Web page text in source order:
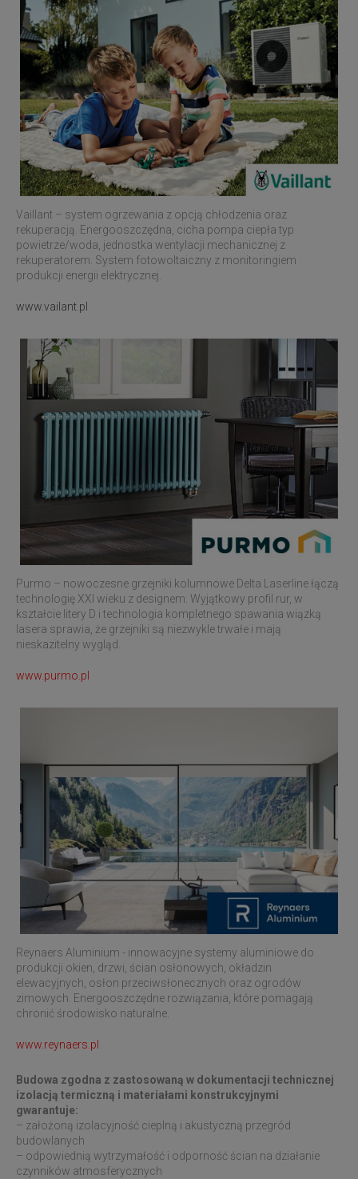
Vaillant – system ogrzewania z opcją chłodzenia oraz
rekuperacją. Energooszczędna, cicha pompa ciepła typ
powietrze/woda, jednostka wentylacji mechanicznej z
rekuperatorem. System fotowoltaiczny z monitoringiem
produkcji energii elektrycznej.
www.vailant.pl
Purmo – nowoczesne grzejniki kolumnowe Delta Laserline łączą
technologię XXI wieku z designem. Wyjątkowy profil rur, w
kształcie litery D i technologia kompletnego spawania wiązką
lasera sprawia, że grzejniki są niezwykle trwałe i mają
nieskazitelny wygląd.
www.purmo.pl
Reynaers Aluminium - innowacyjne systemy aluminiowe do
produkcji okien, drzwi, ścian osłonowych, okładzin
elewacyjnych, osłon przeciwsłonecznych oraz ogrodów
zimowych. Energooszczędne rozwiązania, które pomagają
chronić środowisko naturalne.
www.reynaers.pl
Budowa zgodna z zastosowaną w dokumentacji technicznej
izolacją termiczną i materiałami konstrukcyjnymi
gwarantuje:
– założoną izolacyjność cieplną i akustyczną przegród
budowlanych
– odpowiednią wytrzymałość i odporność ścian na działanie
czynników atmosferycznych